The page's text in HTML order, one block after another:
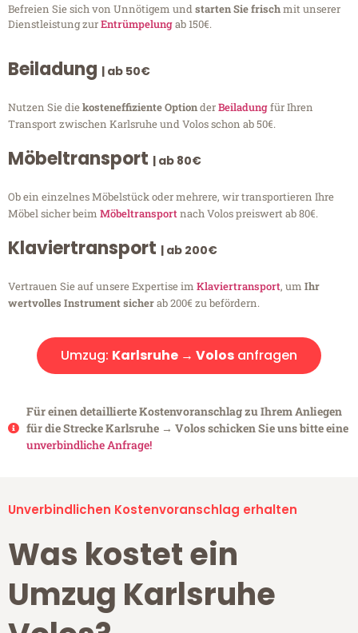
Befreien Sie sich von Unnötigem undstarten Sie frischmit unserer
Dienstleistung zurEntrümpelungab 150€.
Beiladung | ab 50€
Nutzen Sie diekosteneffiziente OptionderBeiladungfür Ihren
Transport zwischen Karlsruhe und Volos schon ab 50€.
Möbeltransport | ab 80€
Ob ein einzelnes Möbelstück oder mehrere, wir transportieren Ihre
Möbel sicher beim Möbeltransportnach Volos preiswert ab 80€.
Klaviertransport | ab 200€
Vertrauen Sie auf unsere Expertise im Klaviertransport, um Ihr
wertvolles Instrument sicherab 200€ zu befördern.
Umzug: Karlsruhe → Volos anfragen
Für einen detaillierte Kostenvoranschlag zu Ihrem Anliegen
für die Strecke Karlsruhe → Volos schicken Sie uns bitte eine
unverbindliche Anfrage!
Unverbindlichen Kostenvoranschlag erhalten
Was kostet ein
Umzug Karlsruhe